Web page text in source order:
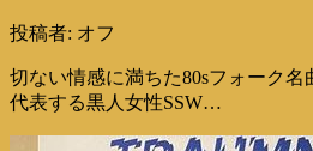
投稿者: オフ
切ない情感に満ちた80sフォーク名
代表する黒人女性SSW…